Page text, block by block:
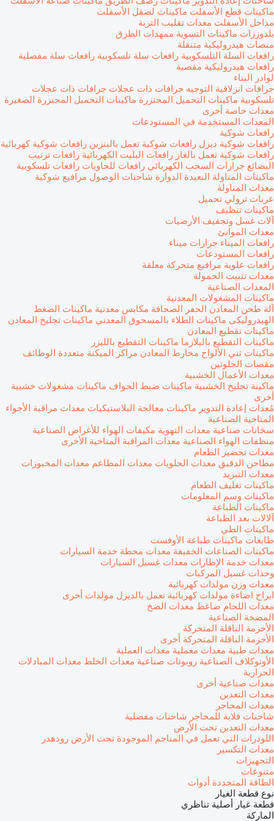
ماكينات قطع الأسفلت ماكينات لصقل الأسفلت
مداحل الأسفلت معدات تقليب التربة
بلدوزرات ماكينات التسوية ممهدات الطرق
منصات هيدروليكية متنقلة
رافعات السلة التلسكوبية رافعات سلة تلسكوبية رافعات سلة مفصلية
رافعات هيدروليكية مقصية
لوادر البناء
جرافات انزلاقية التوجيه جرافات ذات عجلات جرافات ذات عجلات
تلسكوبية ماكينات التحميل المجنزرة ماكينات التحميل المجنزرة الصغيرة
معدات خاصة أخرى
المعدات المستخدمة في المستودعات
رافعات شوكية
رافعات شوكية ديزل رافعات شوكية تعمل بالبنزين رافعات شوكية كهربائية
رافعات شوكية تعمل بالغاز رافعات البليت الكهربائية رافعات ترتيب
البضائع جرارات السحب الكهربائي رافعات للحاويات رافعات تلسكوبية
ماكينات المناولة البعيدة الدوارة شاحنات الوصول مرافيع شوكية
معدات المناولة
عربات ترولي تحميل
ماكينات تنظيف
آلات غسل وتجفيف الأرضيات
معدات الموانئ
رافعات الميناء جرارات ميناء
رافعات المستودعات
رافعات علوية مرافيع متحركة معلقة
معدات تثبيت الحمولة
المعدات الصناعية
ماكينات المشغولات المعدنية
آلة طحن المعادن الحفر الصحافة مكابس معدنية ماكينات الضغط
الهيدروليكى ماكينات الطلاء بالمسحوق المعدني ماكينات تجليخ المعادن
ماكينات تقطيع المعادن
ماكينات التقطيع بالبلازما ماكينات التقطيع بالليزر
ماكينات ثني الألواح مخارط المعادن مراكز الميكنة متعددة الوظائف
مقصات الجلوتين
معدات الأعمال الخشبية
ماكينة تجليخ الخشبية ماكينات ضبط الحواف ماكينات مشغولات خشبية
أخرى
مُعدات إعادة التدوير ماكينات معالجة البلاستيكيات معدات مراقبة الأجواء
المناخية الصناعية
سخانات صناعية معدات التهوية مكيفات الهواء للأغراض الصناعية
منظفات الهواء الصناعية معدات المراقبة المناخية الأخرى
معدات تحضير الطعام
مطاحن الدقيق معدات الحلويات معدات المطاعم معدات المخبوزات
معدات التبريد
ماكينات تغليف الطعام
ماكينات وسم المعلومات
ماكينات الطباعة
آلالات بعد الطباعة
ماكينات الطي
طابعات ماكينات طباعة الأوفست
ماكينات الصناعات الخفيفة معدات محطة خدمة السيارات
معدات خدمة الإطارات معدات غسيل السيارات
وحدات غسيل المركبات
معدات وزن مولدات كهربائية
ابراج اضاءة مولدات كهربائية تعمل بالديزل مولدات أخرى
معدات اللحام ضاغط معدات الضخ
المضخة الصناعية
الأحزمة الناقلة المتحركة
الأحزمة الناقلة المتحركة أخرى
معدات طبية معدات معملية معدات العملية
الأوتوكلاف الصناعية روبوتات صناعية معدات الخلط معدات المبادلات
الحرارية
معدات صناعية أخرى
معدات التعدين
معدات المحاجر
شاحنات قلابة للمحاجر شاحنات مفصلية
معدات التعدين تحت الأرض
اللودرات التي تعمل في المناجم الموجودة تحت الأرض رودهدر
معدات التكسير
التجهيزات
متنوعات
الطاقة المتجددة أدوات
نوع قطعة الغيار
قطعة غيار أصلية تناظري
الماركة